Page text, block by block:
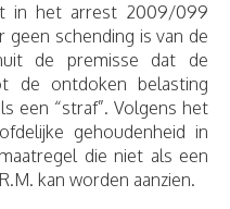
in het arrest 2009/099
geen schending is van de
de premisse dat de
de ontdoken belasting
een “straf”. Volgens het
gehoudenheid in
die niet als een
kan worden aanzien.